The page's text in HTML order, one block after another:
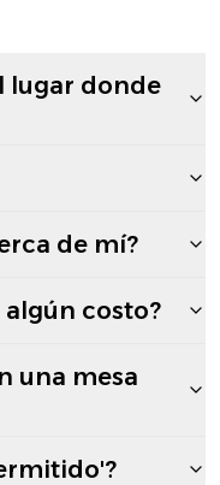
lugar donde
de mí?
algún costo?
una mesa